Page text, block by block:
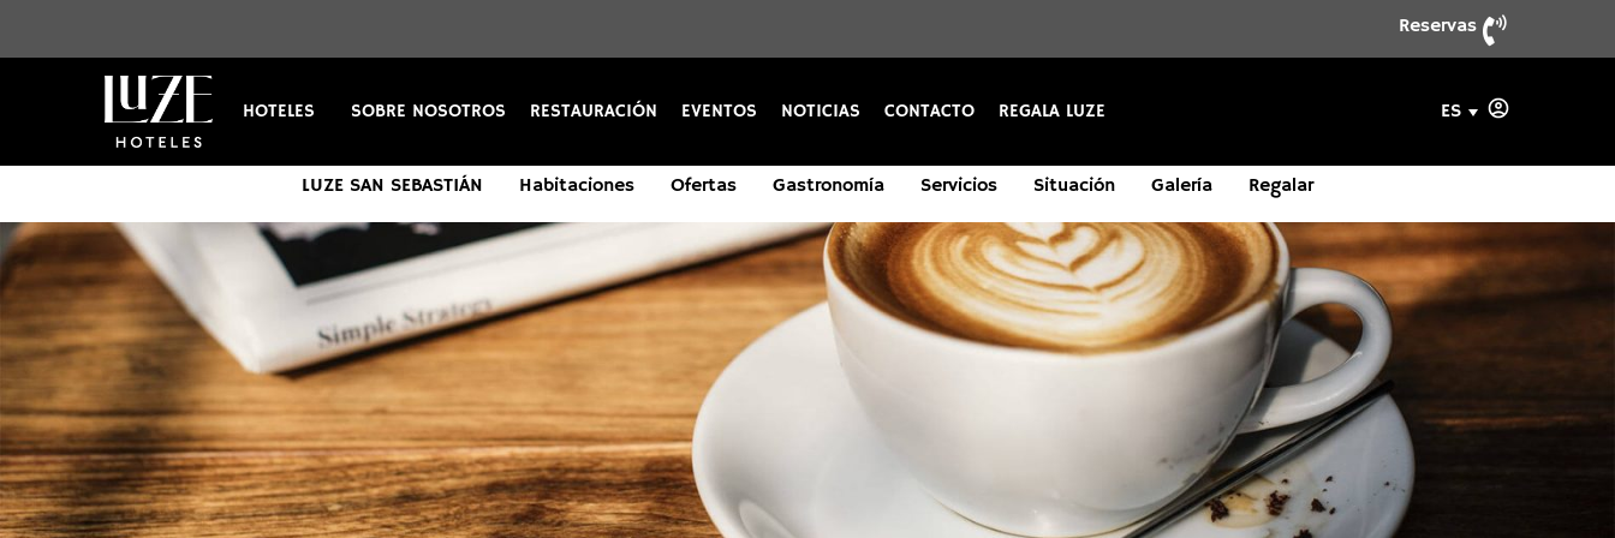
Reservas
HOTELES SOBRE NOSOTROS RESTAURACIÓN EVENTOS NOTICIAS CONTACTO REGALA LUZE ES
LUZE EL TORO Habitaciones Restauración Eventos Servicios Ofertas Situación Galería Regalar
LUZE EL VILLA Habitaciones Restauración Eventos Servicios Ofertas Situación Galería Regalar
LUZE SAN SEBASTIÁN Habitaciones Ofertas Gastronomía Servicios Situación Galería Regalar